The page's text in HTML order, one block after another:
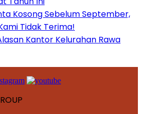
Kosong Sebelum September,
Tidak Terima!
Kantor Kelurahan Rawa